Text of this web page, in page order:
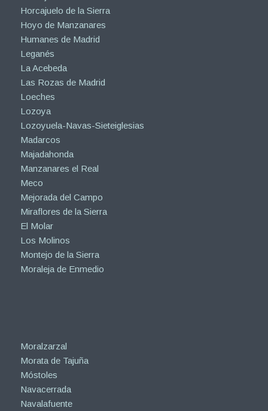
Horcajuelo de la Sierra
Hoyo de Manzanares
Humanes de Madrid
Leganés
La Acebeda
Las Rozas de Madrid
Loeches
Lozoya
Lozoyuela-Navas-Sieteiglesias
Madarcos
Majadahonda
Manzanares el Real
Meco
Mejorada del Campo
Miraflores de la Sierra
El Molar
Los Molinos
Montejo de la Sierra
Moraleja de Enmedio
Moralzarzal
Morata de Tajuña
Móstoles
Navacerrada
Navalafuente